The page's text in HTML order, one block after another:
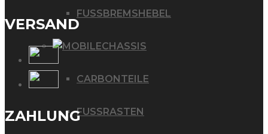
FUSSBREMSHEBEL
CHASSIS
CARBONTEILE
FUSSRASTEN
VERSAND
ZAHLUNG